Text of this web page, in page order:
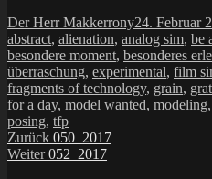
Autor
Der Herr MakkerronyVeröffentlicht
am
24. Februar
abstract, alienation, analog sim, be
besondere moment, besonderes
überraschung, experimental, film
fragments of technology, grain,
for a day, model wanted, modeling,
posing, tfp
Beitragsnavigation
Zurück Vorheriger
Beitrag:
050_2017
Weiter Nächster
052_2017